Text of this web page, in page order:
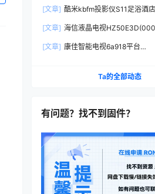
[文章] 酷米kbfm投影仪S11足浴酒
[文章] 海信液晶电视
U盘刷机包
[文章] 康佳智能电视6a918平台
Ta的全部动态
有问题？找不到固件？